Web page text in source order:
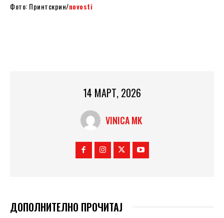
Фото: Принтскрин/novosti
14 МАРТ, 2026
VINICA MK
ДОПОЛНИТЕЛНО ПРОЧИТАЈ